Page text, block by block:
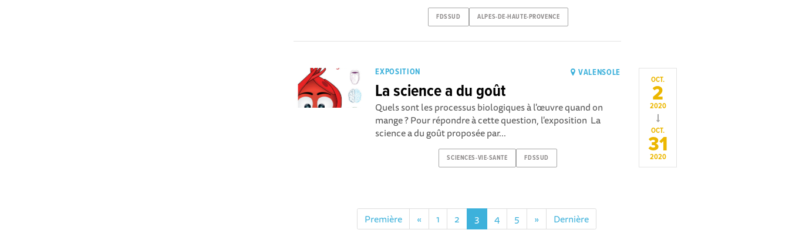
FDSSUD ALPES-DE-HAUTE-PROVENCE
OCT.
2
2020
OCT.
31
2020
EXPOSITION VALENSOLE
La science a du goût
Quels sont les processus biologiques à l'œuvre quand on
mange ? Pour répondre à cette question, l'exposition La
science a du goût proposée par...
SCIENCES-VIE-SANTE FDSSUD
Première « 1 2 3 4 5 » Dernière